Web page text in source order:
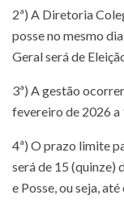
2ª) A Diretoria
posse no mesmo
Geral será de
3ª) A gestão
fevereiro de 2026 a
4ª) O prazo limite
será de 15 (quinze)
e Posse, ou seja,